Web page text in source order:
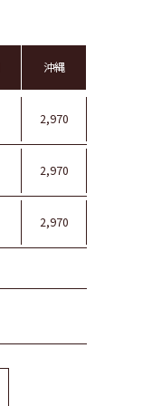
沖縄
2,970
2,970
2,970